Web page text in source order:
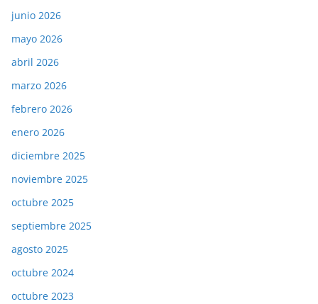
junio 2026
mayo 2026
abril 2026
marzo 2026
febrero 2026
enero 2026
diciembre 2025
noviembre 2025
octubre 2025
septiembre 2025
agosto 2025
octubre 2024
octubre 2023